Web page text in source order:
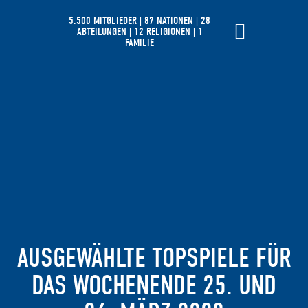
5.500 MITGLIEDER | 87 NATIONEN | 28
ABTEILUNGEN | 12 RELIGIONEN | 1
FAMILIE
AUSGEWÄHLTE TOPSPIELE FÜR
DAS WOCHENENDE 25. UND